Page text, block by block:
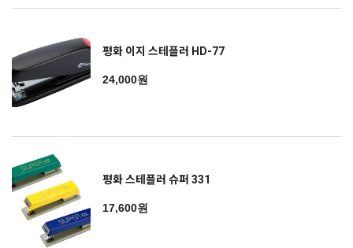
평화 이지 스테플러 HD-77
24,000원
평화 스테플러 슈퍼 331
17,600원